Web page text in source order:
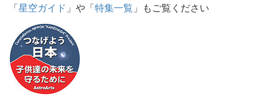
「星空ガイド 」や「特集一覧 」もご覧ください